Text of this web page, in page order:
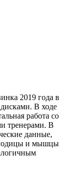
2019 года в
В ходе
работа со
тренерами. В
данные,
и мышцы